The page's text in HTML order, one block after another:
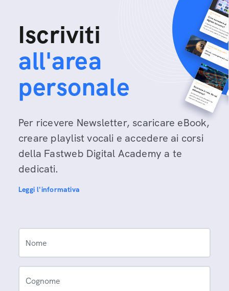
Iscriviti
all'area
personale
Per ricevere Newsletter, scaricare eBook,
creare playlist vocali e accedere ai corsi
della Fastweb Digital Academy a te
dedicati.
Leggi l'informativa
Nome
Cognome